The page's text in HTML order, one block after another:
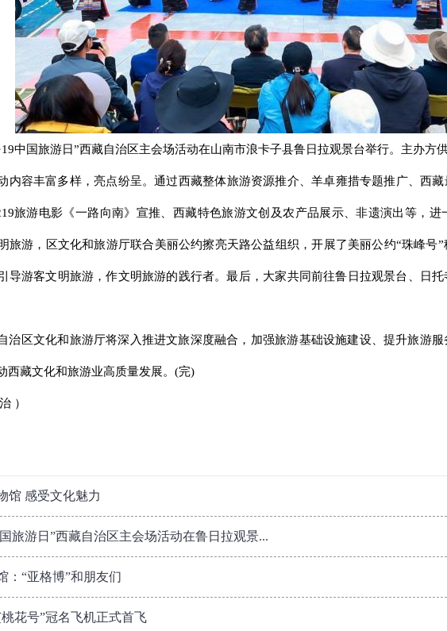
中国旅游日”西藏自治区主会场活动在山南市浪卡子县鲁日拉观景台举行。主办方
内容丰富多样，亮点纷呈。通过西藏整体旅游资源推介、羊卓雍措专题推广、西
旅游电影《一路向南》宣推、西藏特色旅游文创及农产品展示、非遗演出等，
旅游，区文化和旅游厅联合美丽公约擦亮天路公益组织，开展了美丽公约“珠峰号
导游客文明旅游，作文明旅游的践行者。最后，大家共同前往鲁日拉观景台、日
治区文化和旅游厅将深入推进文旅深度融合，加强旅游基础设施建设、提升旅游
西藏文化和旅游业高质量发展。(完)
）
馆 感受文化魅力
国旅游日”西藏自治区主会场活动在鲁日拉观景...
：“亚格博”和朋友们
花号”冠名飞机正式首飞